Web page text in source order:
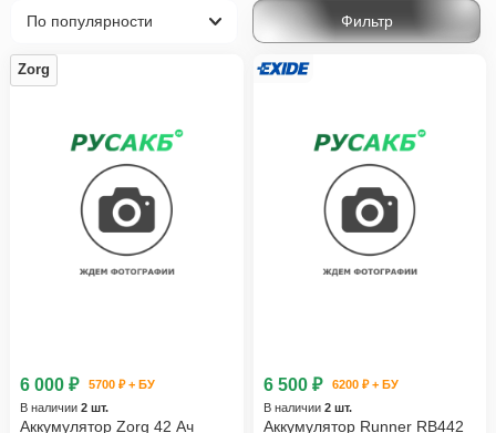
Фильтр
Zorg
6 000 ₽
5700 ₽ + БУ
В наличии 2 шт.
Аккумулятор Zorg 42 Ач
6 500 ₽
6200 ₽ + БУ
В наличии 2 шт.
Аккумулятор Runner RB442